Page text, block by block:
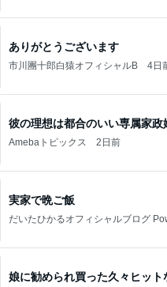
ありがとうございます
市川團十郎白猿オフィシャルB 4日
彼の理想は都合のいい専属家政
Amebaトピックス 2日前
実家で晩ご飯
だいたひかるオフィシャルブログ
娘に勧められ買った久々ヒット